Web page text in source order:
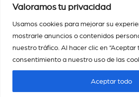
Valoramos tu privacidad
Usamos cookies para mejorar su
mostrarle anuncios o contenidos
nuestro tráfico. Al hacer clic en “Aceptar
consentimiento a nuestro uso de las
Aceptar todo
2025 – Magistra. Todos los